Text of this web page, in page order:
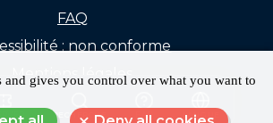
FAQ
: non conforme
Mentions légales
RECHERCHE FAQ LANGUE
and gives you control over what you want to